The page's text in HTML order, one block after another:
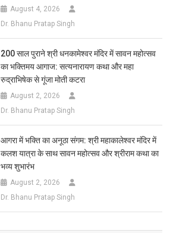
August 4, 2026
Dr. Bhanu Pratap Singh
200 साल पुराने श्री धनकामेश्वर मंदिर में सावन महोत्सव
का भक्तिमय आगाज: सत्यनारायण कथा और महा
रुद्राभिषेक से गूंजा मोती कटरा
August 2, 2026
Dr. Bhanu Pratap Singh
आगरा में भक्ति का अनूठा संगम: श्री महाकालेश्वर मंदिर में
कलश यात्रा के साथ सावन महोत्सव और श्रीराम कथा का
भव्य शुभारंभ
August 2, 2026
Dr. Bhanu Pratap Singh